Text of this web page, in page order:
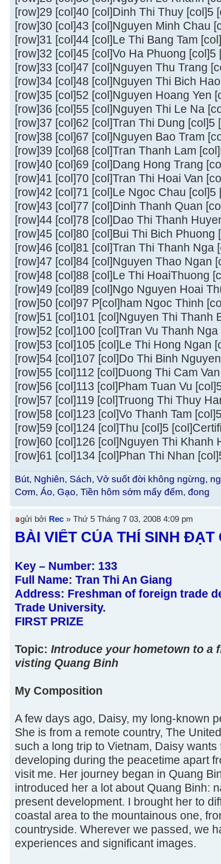
[row]29 [col]40 [col]Dinh Thi Thuy [col]5
[row]30 [col]43 [col]Nguyen Minh Chau
[row]31 [col]44 [col]Le Thi Bang Tam
[row]32 [col]45 [col]Vo Ha Phuong [col]5
[row]33 [col]47 [col]Nguyen Thu Trang
[row]34 [col]48 [col]Nguyen Thi Bich
[row]35 [col]52 [col]Nguyen Hoang Yen
[row]36 [col]55 [col]Nguyen Thi Le Na
[row]37 [col]62 [col]Tran Thi Dung [col]5
[row]38 [col]67 [col]Nguyen Bao Tram
[row]39 [col]68 [col]Tran Thanh Lam
[row]40 [col]69 [col]Dang Hong Trang
[row]41 [col]70 [col]Tran Thi Hoai Van
[row]42 [col]71 [col]Le Ngoc Chau [col]5
[row]43 [col]77 [col]Dinh Thanh Quan
[row]44 [col]78 [col]Dao Thi Thanh
[row]45 [col]80 [col]Bui Thi Bich Phuong
[row]46 [col]81 [col]Tran Thi Thanh Nga
[row]47 [col]84 [col]Nguyen Thao Ngan
[row]48 [col]88 [col]Le Thi HoaiThuong
[row]49 [col]89 [col]Ngo Nguyen Hoai
[row]50 [col]97 P[col]ham Ngoc Thinh
[row]51 [col]101 [col]Nguyen Thi Thanh
[row]52 [col]100 [col]Tran Vu Thanh
[row]53 [col]105 [col]Le Thi Hong Ngan
[row]54 [col]107 [col]Do Thi Binh
[row]55 [col]112 [col]Duong Thi Cam
[row]56 [col]113 [col]Pham Tuan Vu
[row]57 [col]119 [col]Truong Thi Thuy
[row]58 [col]123 [col]Vo Thanh Tam
[row]59 [col]124 [col]Thu [col]5
[row]60 [col]126 [col]Nguyen Thi Khanh
[row]61 [col]134 [col]Phan Thi Nhan
Bút, Nghiên, Sách, Vở suốt đời không ngừng,
Cơm, Áo, Gạo, Tiền hôm sớm mấy đếm, đong
gửi bởi Rec » Thứ 5 Tháng 7 03, 2008 4:09 pm
BÀI VIẾT CỦA THÍ SINH ĐẠT
Key – Number: 133
Full Name: Tran Thi An Giang
Address: Freshman of foreign trade
Trade University.
FIRST PRIZE
Topic: Introduce your hometown to a
visting Quang Binh
My Composition
A few days ago, Daisy, my long-known
She is from a remote country, The
such a long trip to Vietnam, Daisy
developing during the peacetime apart
visit me. Her journey began in Quang
introduced her a lot about Quang Binh:
present development. I brought her to
coastal area to the mountainous one,
countryside. Wherever we passed, we
experiences and significant images.